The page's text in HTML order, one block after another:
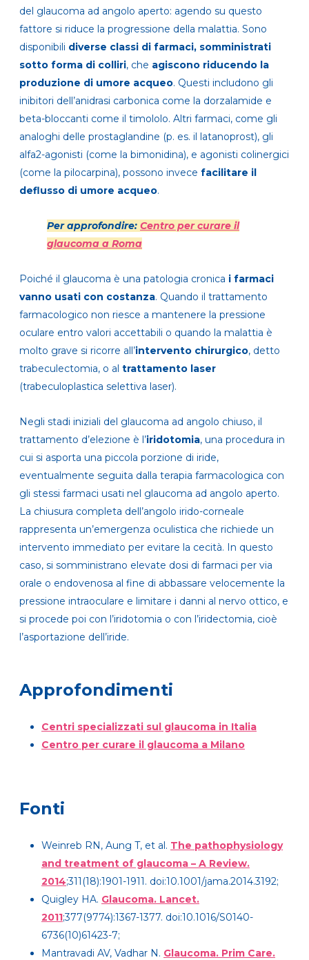
del glaucoma ad angolo aperto: agendo su questo
fattore si riduce la progressione della malattia. Sono
disponibili diverse classi di farmaci, somministrati
sotto forma di colliri, che agiscono riducendo la
produzione di umore acqueo. Questi includono gli
inibitori dell’anidrasi carbonica come la dorzalamide e
beta-bloccanti come il timololo. Altri farmaci, come gli
analoghi delle prostaglandine (p. es. il latanoprost), gli
alfa2-agonisti (come la bimonidina), e agonisti colinergici
(come la pilocarpina), possono invece facilitare il
deflusso di umore acqueo.
Per approfondire: Centro per curare il
glaucoma a Roma
Poiché il glaucoma è una patologia cronica i farmaci
vanno usati con costanza. Quando il trattamento
farmacologico non riesce a mantenere la pressione
oculare entro valori accettabili o quando la malattia è
molto grave si ricorre all’intervento chirurgico, detto
trabeculectomia, o al trattamento laser
(trabeculoplastica selettiva laser).
Negli stadi iniziali del glaucoma ad angolo chiuso, il
trattamento d’elezione è l’iridotomia, una procedura in
cui si asporta una piccola porzione di iride,
eventualmente seguita dalla terapia farmacologica con
gli stessi farmaci usati nel glaucoma ad angolo aperto.
La chiusura completa dell’angolo irido-corneale
rappresenta un’emergenza oculistica che richiede un
intervento immediato per evitare la cecità. In questo
caso, si somministrano elevate dosi di farmaci per via
orale o endovenosa al fine di abbassare velocemente la
pressione intraoculare e limitare i danni al nervo ottico, e
si procede poi con l’iridotomia o con l’iridectomia, cioè
l’asportazione dell’iride.
Approfondimenti
Centri specializzati sul glaucoma in Italia
Centro per curare il glaucoma a Milano
Fonti
Weinreb RN, Aung T, et al. The pathophysiology
and treatment of glaucoma – A Review.
2014;311(18):1901-1911. doi:10.1001/jama.2014.3192;
Quigley HA. Glaucoma. Lancet.
2011;377(9774):1367-1377. doi:10.1016/S0140-
6736(10)61423-7;
Mantravadi AV, Vadhar N. Glaucoma. Prim Care.